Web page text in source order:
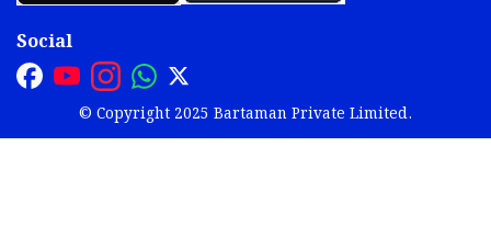
Social
© Copyright 2025 Bartaman Private Limited.